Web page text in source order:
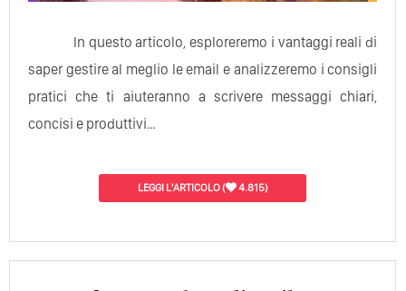
In questo articolo, esploreremo i vantaggi reali di
saper gestire al meglio le email e analizzeremo i consigli
pratici che ti aiuteranno a scrivere messaggi chiari,
concisi e produttivi…
LEGGI L'ARTICOLO( 4.815)